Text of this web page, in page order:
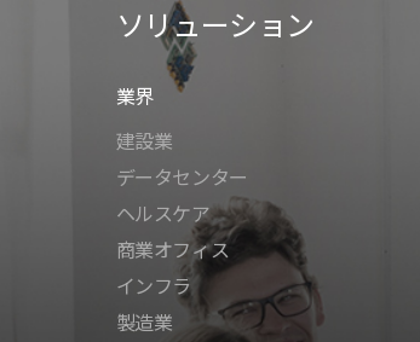
ソリューション
業界
建設業
データセンター
ヘルスケア
商業オフィス
インフラ
製造業